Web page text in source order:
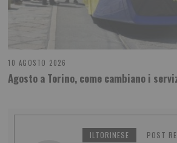
10 AGOSTO 2026
Agosto a Torino, come cambiano i
ILTORINESE POST